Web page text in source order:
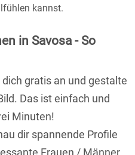
kannst.
in Savosa - So
dich gratis an und gestalte
Das ist einfach und
Minuten!
dir spannende Profile
Frauen / Männer,